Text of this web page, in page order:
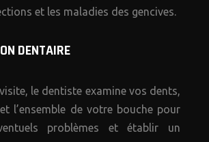
et les maladies des gencives.
DENTAIRE
le dentiste examine vos dents,
l’ensemble de votre bouche pour
problèmes et établir un